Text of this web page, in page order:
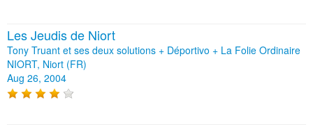
Les Jeudis de Niort
Tony Truant et ses deux solutions + Déportivo + La Folie Ordinaire
NIORT, Niort (FR)
Aug 26, 2004